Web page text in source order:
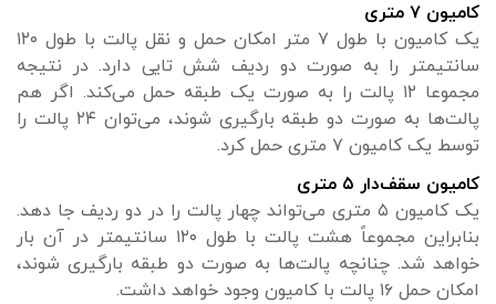
کامیون ۷ متری
یک کامیون با طول ۷ متر امکان حمل و نقل پالت با طول ۱۲۰
سانتیمتر را به صورت دو ردیف شش تایی دارد. در نتیجه
مجموعا ۱۲ پالت را به صورت یک طبقه حمل می‌کند. اگر هم
پالت‌ها به صورت دو طبقه بارگیری شوند، می‌توان ۲۴ پالت را
توسط یک کامیون ۷ متری حمل کرد.
کامیون سقف‌دار ۵ متری
یک کامیون ۵ متری می‌تواند چهار پالت را در دو ردیف جا دهد.
بنابراین مجموعاً هشت پالت با طول ۱۲۰ سانتیمتر در آن بار
خواهد شد. چنانچه پالت‌ها به صورت دو طبقه بارگیری شوند،
امکان حمل ۱۶ پالت با کامیون وجود خواهد داشت.